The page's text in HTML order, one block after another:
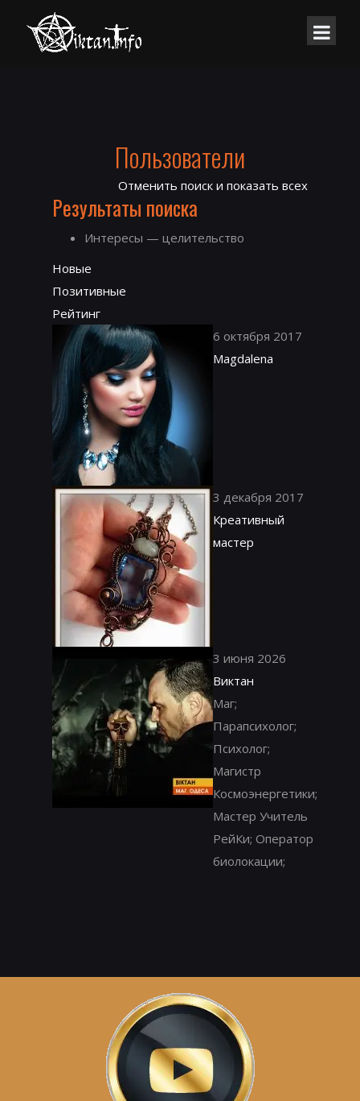
Пользователи
Отменить поиск и показать всех
Результаты поиска
Интересы — целительство
Новые
Позитивные
Рейтинг
6 октября 2017
Magdalena
3 декабря 2017
Креативный
мастер
3 июня 2026
Виктан
Маг;
Парапсихолог;
Психолог;
Магистр
Космоэнергетики;
Мастер Учитель
РейКи; Оператор
биолокации;